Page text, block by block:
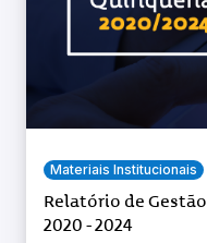
Materiais Institucionais
Relatório de
2020 - 2024